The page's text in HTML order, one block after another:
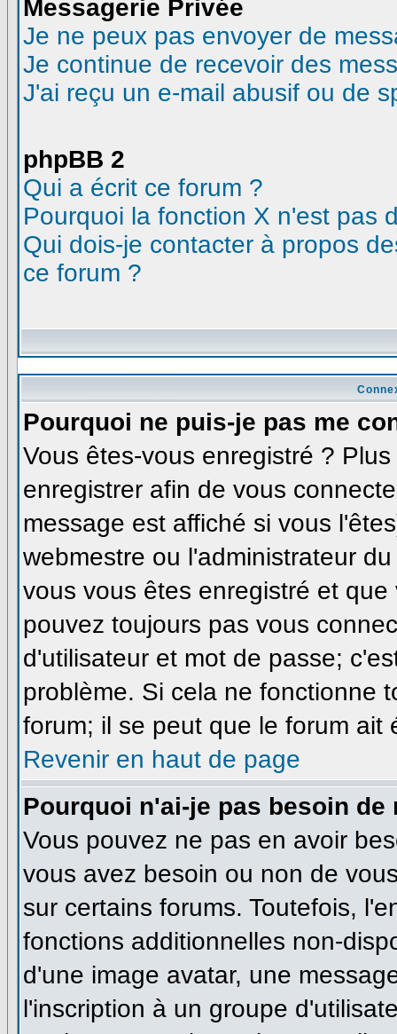
Messagerie Privée
Je ne peux pas envoyer de
Je continue de recevoir des
J'ai reçu un e-mail abusif ou de
phpBB 2
Qui a écrit ce forum ?
Pourquoi la fonction X n'est pas
Qui dois-je contacter à propos
ce forum ?
Pourquoi ne puis-je pas me
Vous êtes-vous enregistré ?
enregistrer afin de vous
message est affiché si vous
webmestre ou l'administrateur
vous vous êtes enregistré et
pouvez toujours pas vous
d'utilisateur et mot de passe;
problème. Si cela ne fonctionne
forum; il se peut que le forum ait
Revenir en haut de page
Pourquoi n'ai-je pas besoin de
Vous pouvez ne pas en avoir
vous avez besoin ou non de
sur certains forums. Toutefois,
fonctions additionnelles non-
d'une image avatar, une
l'inscription à un groupe